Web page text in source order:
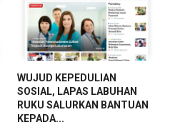
​WUJUD KEPEDULIAN
SOSIAL, LAPAS LABUHAN
RUKU SALURKAN BANTUAN
KEPADA...